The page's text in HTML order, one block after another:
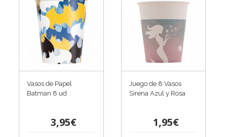
Vasos de Papel
Batman 8 ud
3,95€
Juego de 8 Vasos
Sirena Azul y Rosa
1,95€